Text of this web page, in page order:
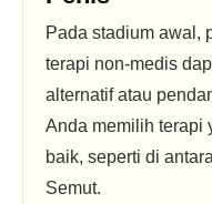
Pada stadium awal,
terapi non-medis
alternatif atau
Anda memilih terapi
baik, seperti di
Semut.